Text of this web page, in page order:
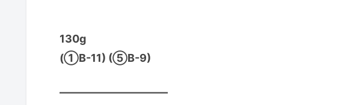
130g
(①B-11) (⑤B-9)
——————————